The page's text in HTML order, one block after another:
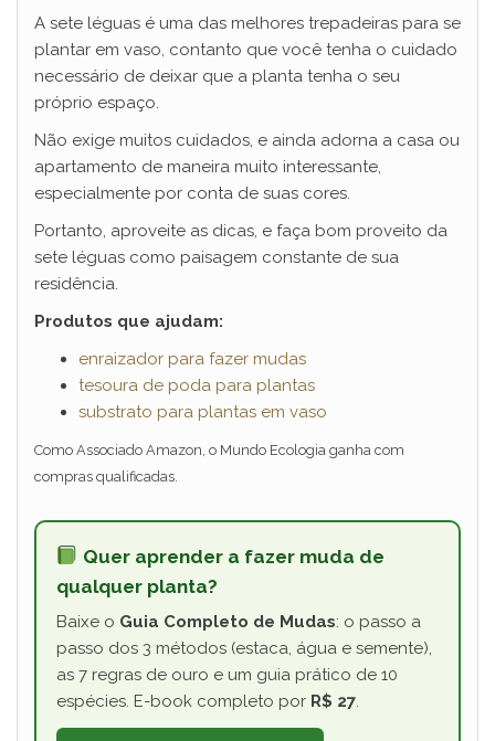
A sete léguas é uma das melhores trepadeiras para se
plantar em vaso, contanto que você tenha o cuidado
necessário de deixar que a planta tenha o seu
próprio espaço.
Não exige muitos cuidados, e ainda adorna a casa ou
apartamento de maneira muito interessante,
especialmente por conta de suas cores.
Portanto, aproveite as dicas, e faça bom proveito da
sete léguas como paisagem constante de sua
residência.
Produtos que ajudam:
enraizador para fazer mudas
tesoura de poda para plantas
substrato para plantas em vaso
Como Associado Amazon, o Mundo Ecologia ganha com
compras qualificadas.
Quer aprender a fazer muda de
qualquer planta?
Baixe o Guia Completo de Mudas: o passo a
passo dos 3 métodos (estaca, água e semente),
as 7 regras de ouro e um guia prático de 10
espécies. E-book completo por R$ 27.